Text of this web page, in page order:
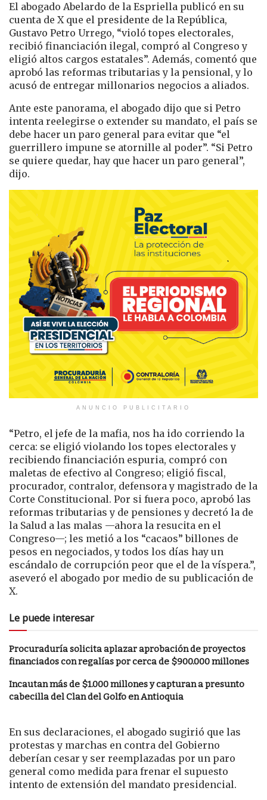
El abogado Abelardo de la Espriella publicó en su
cuenta de X que el presidente de la República,
Gustavo Petro Urrego, “violó topes electorales,
recibió financiación ilegal, compró al Congreso y
eligió altos cargos estatales”. Además, comentó que
aprobó las reformas tributarias y la pensional, y lo
acusó de entregar millonarios negocios a aliados.
Ante este panorama, el abogado dijo que si Petro
intenta reelegirse o extender su mandato, el país se
debe hacer un paro general para evitar que “el
guerrillero impune se atornille al poder”. “Si Petro
se quiere quedar, hay que hacer un paro general”,
dijo.
ANUNCIO PUBLICITARIO
“Petro, el jefe de la mafia, nos ha ido corriendo la
cerca: se eligió violando los topes electorales y
recibiendo financiación espuria, compró con
maletas de efectivo al Congreso; eligió fiscal,
procurador, contralor, defensora y magistrado de la
Corte Constitucional. Por si fuera poco, aprobó las
reformas tributarias y de pensiones y decretó la de
la Salud a las malas —ahora la resucita en el
Congreso—; les metió a los “cacaos” billones de
pesos en negociados, y todos los días hay un
escándalo de corrupción peor que el de la víspera.”,
aseveró el abogado por medio de su publicación de
X.
Le puede interesar
Procuraduría solicita aplazar aprobación de proyectos
financiados con regalías por cerca de $900.000 millones
Incautan más de $1.000 millones y capturan a presunto
cabecilla del Clan del Golfo en Antioquia
En sus declaraciones, el abogado sugirió que las
protestas y marchas en contra del Gobierno
deberían cesar y ser reemplazadas por un paro
general como medida para frenar el supuesto
intento de extensión del mandato presidencial.